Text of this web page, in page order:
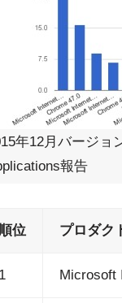
年12月バージョ
報告
順位 プロダク
1 Microsoft